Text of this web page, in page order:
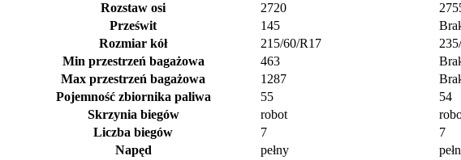
Rozstaw osi
2720
Prześwit
145
Rozmiar kół
215/60/R17
Min przestrzeń bagażowa
463
Max przestrzeń bagażowa
1287
Pojemność zbiornika paliwa
55
54
Skrzynia biegów
robot
Liczba biegów
7
7
Napęd
pełny